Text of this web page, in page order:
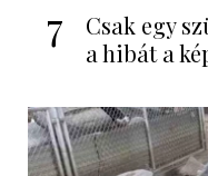
7
Csak egy
a hibát a